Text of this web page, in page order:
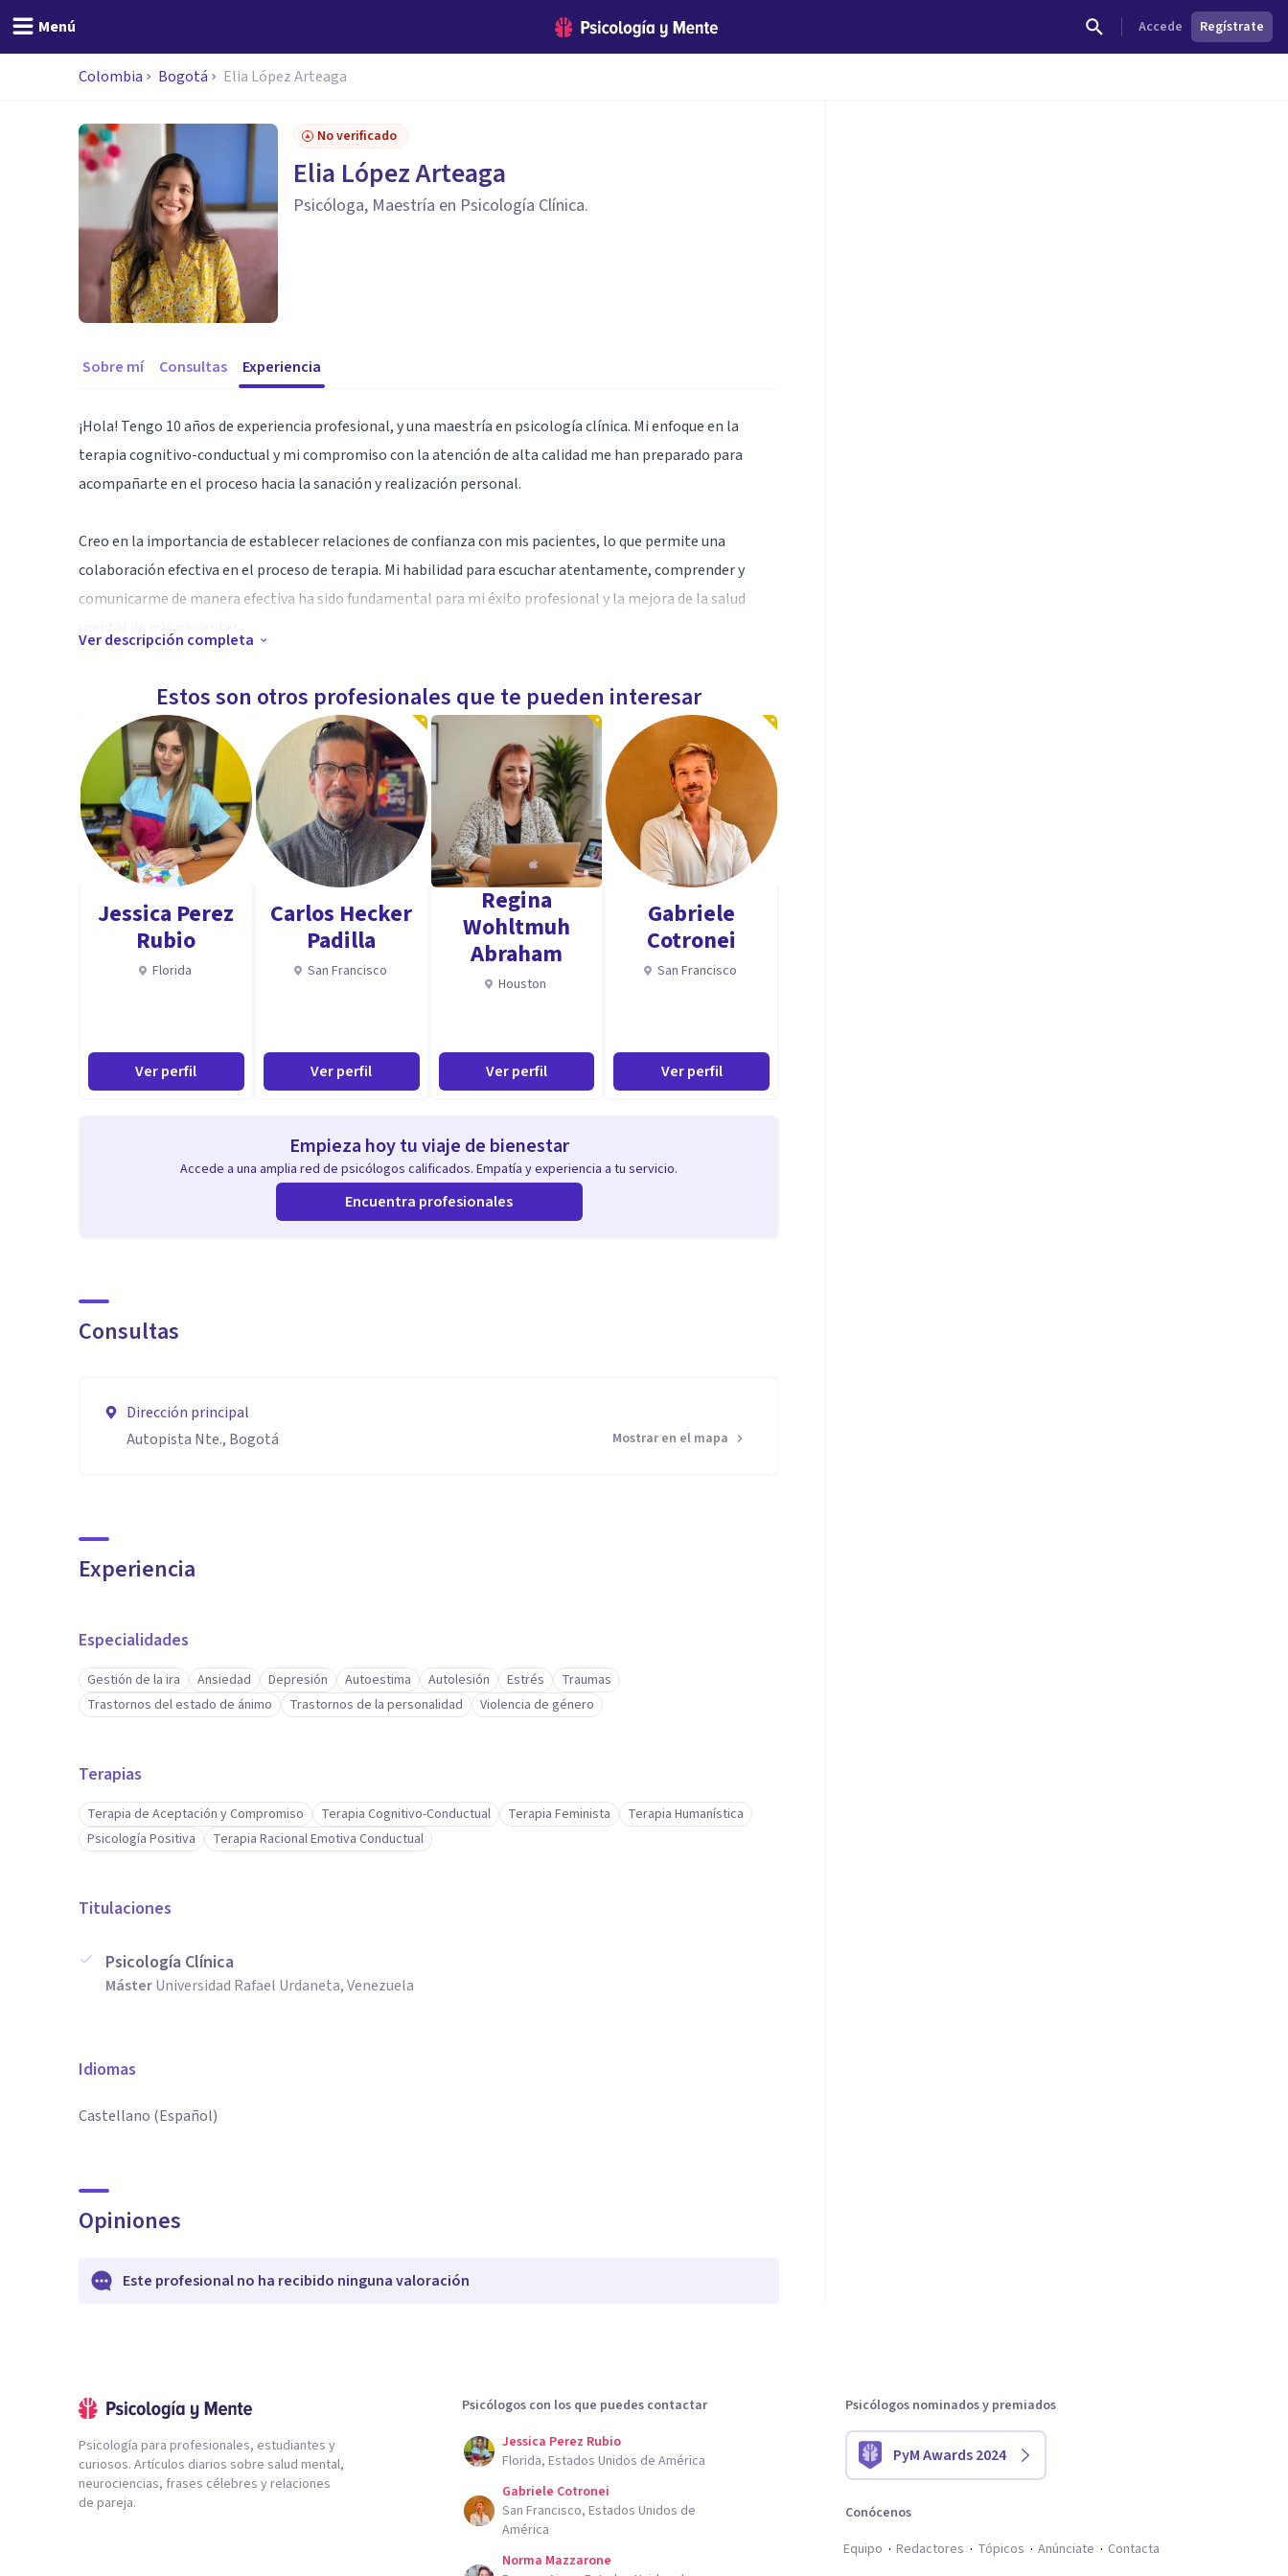
Menú Accede Regístrate
Colombia Bogotá Elia López Arteaga
No verificado
Elia López Arteaga
Psicóloga, Maestría en Psicología Clínica.
Sobre mí Consultas Experiencia
¡Hola! Tengo 10 años de experiencia profesional, y una maestría en psicología clínica. Mi enfoque en la
terapia cognitivo-conductual y mi compromiso con la atención de alta calidad me han preparado para
acompañarte en el proceso hacia la sanación y realización personal.
Creo en la importancia de establecer relaciones de confianza con mis pacientes, lo que permite una
colaboración efectiva en el proceso de terapia. Mi habilidad para escuchar atentamente, comprender y
comunicarme de manera efectiva ha sido fundamental para mi éxito profesional y la mejora de la salud
Tengo una especialización en psicología clínica, por lo que tengo el conocimiento y la experiencia para el
diagnóstico y tratamiento en trastornos del estado de ánimo, trastornos de personalidad, ansiedad,
gestión de la ira, autoestima, ideación suicida, autolesiones y estrés. Además, tengo experiencia en el
acompañamiento a mujeres sobrevivientes de violencia basada en género.
Aptitudes
Mis procesos de acompañamiento terapéutico tienen como referente teórico la terapia cognitivo
conductual, con enfoque de género.
Ver descripción completa
Estos son otros profesionales que te pueden interesar
Jessica Perez
Rubio
Florida
Ver perfil
Carlos Hecker
Padilla
San Francisco
Ver perfil
Regina
Wohltmuh
Abraham
Houston
Ver perfil
Gabriele
Cotronei
San Francisco
Ver perfil
Empieza hoy tu viaje de bienestar
Accede a una amplia red de psicólogos calificados. Empatía y experiencia a tu servicio.
Encuentra profesionales
Consultas
Dirección principal
Autopista Nte., Bogotá
Mostrar en el mapa
Experiencia
Especialidades
Gestión de la ira Ansiedad Depresión Autoestima Autolesión Estrés
Traumas
Trastornos del estado de ánimo
Trastornos de la personalidad Violencia de género
Terapias
Terapia de Aceptación y Compromiso Terapia Cognitivo-Conductual Terapia Feminista
Terapia Humanística
Psicología Positiva
Terapia Racional Emotiva Conductual
Titulaciones
Psicología Clínica
MásterUniversidad Rafael Urdaneta, Venezuela
Idiomas
Castellano (Español)
Opiniones
Este profesional no ha recibido ninguna valoración
Psicología para profesionales, estudiantes y
curiosos. Artículos diarios sobre salud mental,
neurociencias, frases célebres y relaciones
de pareja.
Psicólogos con los que puedes contactar
Jessica Perez Rubio
Florida, Estados Unidos de América
Gabriele Cotronei
San Francisco, Estados Unidos de
América
Norma Mazzarone
Psicólogos nominados y premiados
PyM Awards 2024
Conócenos
Equipo
Redactores Tópicos Anúnciate Contacta